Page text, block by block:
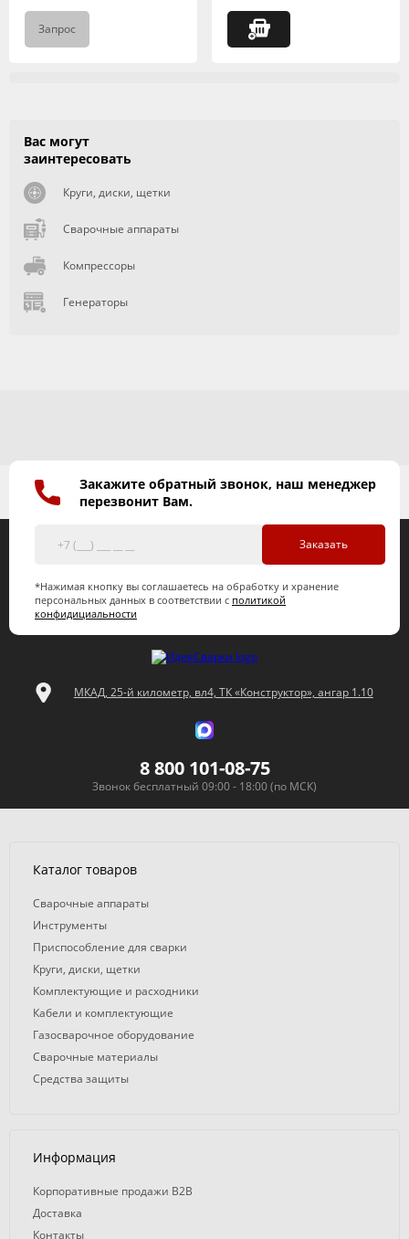
Запрос
Вас могут
заинтересовать
Круги, диски, щетки
Сварочные аппараты
Компрессоры
Генераторы
Закажите обратный звонок, наш менеджер
перезвонит Вам.
Заказать
*Нажимая кнопку вы соглашаетесь на обработку и хранение
персональных данных в соответствии с политикой
конфидициальности
МКАД, 25-й километр, вл4, ТК «Конструктор», ангар 1.10
8 800 101-08-75
Звонок бесплатный 09:00 - 18:00 (по МСК)
Каталог товаров
Сварочные аппараты
Инструменты
Приспособление для сварки
Круги, диски, щетки
Комплектующие и расходники
Кабели и комплектующие
Газосварочное оборудование
Сварочные материалы
Средства защиты
Информация
Корпоративные продажи B2B
Доставка
Контакты